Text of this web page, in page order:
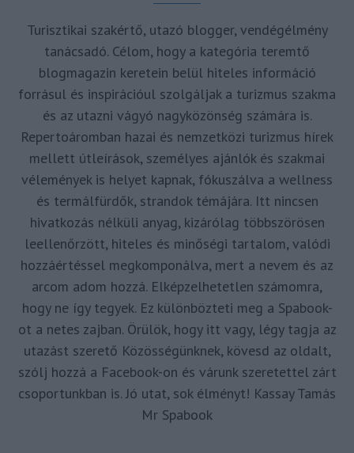
Turisztikai szakértő, utazó blogger, vendégélmény
tanácsadó. Célom, hogy a kategória teremtő
blogmagazin keretein belül hiteles információ
forrásul és inspirációul szolgáljak a turizmus szakma
és az utazni vágyó nagyközönség számára is.
Repertoáromban hazai és nemzetközi turizmus hírek
mellett útleírások, személyes ajánlók és szakmai
vélemények is helyet kapnak, fókuszálva a wellness
és termálfürdők, strandok témájára. Itt nincsen
hivatkozás nélküli anyag, kizárólag többszörösen
leellenőrzött, hiteles és minőségi tartalom, valódi
hozzáértéssel megkomponálva, mert a nevem és az
arcom adom hozzá. Elképzelhetetlen számomra,
hogy ne így tegyek. Ez különbözteti meg a Spabook-
ot a netes zajban. Örülök, hogy itt vagy, légy tagja az
utazást szerető Közösségünknek, kövesd az oldalt,
szólj hozzá a Facebook-on és várunk szeretettel zárt
csoportunkban is. Jó utat, sok élményt! Kassay Tamás
Mr Spabook